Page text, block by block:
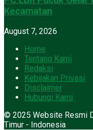
Kecamatan
August 7, 2026
Home
Tentang Kami
Redaksi
Kebijakan Privasi
Disclaimer
Hubungi Kami
© 2025 Website Resmi
Timur - Indonesia